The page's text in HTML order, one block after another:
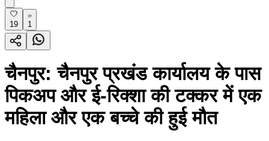
19 1
चैनपुर: चैनपुर प्रखंड कार्यालय के पास
पिकअप और ई-रिक्शा की टक्कर में एक
महिला और एक बच्चे की हुई मौत